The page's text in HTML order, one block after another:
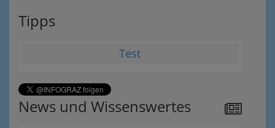
Tipps
Test
News und Wissenswertes